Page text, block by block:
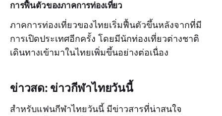
การฟื้นตัวของภาคการท่องเที่ยว
ภาคการท่องเที่ยวของไทยเริ่มฟื้นตัวขึ้นหลังจากที่มี
การเปิดประเทศอีกครั้ง โดยมีนักท่องเที่ยวต่างชาติ
เดินทางเข้ามาในไทยเพิ่มขึ้นอย่างต่อเนื่อง
ข่าวสด: ข่าวกีฬาไทยวันนี้
สำหรับแฟนกีฬาไทยวันนี้ มีข่าวสารที่น่าสนใจ